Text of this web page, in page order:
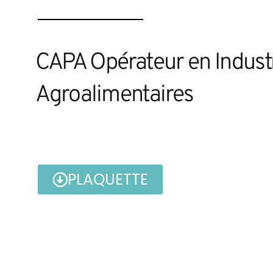
CAPA Opérateur en
Agroalimentaires
PLAQUETTE